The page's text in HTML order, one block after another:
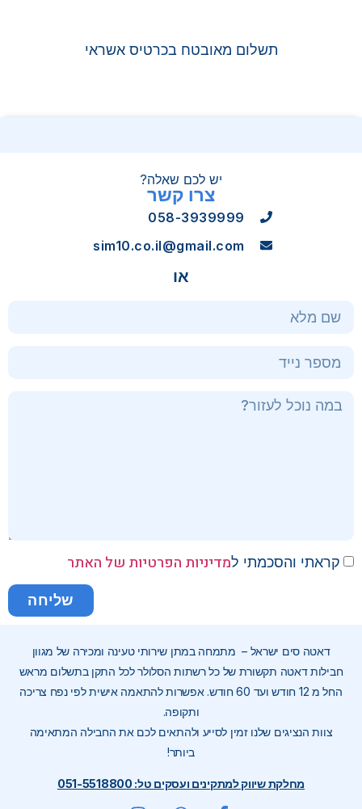
תשלום מאובטח בכרטיס אשראי
יש לכם שאלה?
צרו קשר
058-3939999
sim10.co.il@gmail.com
או
קראתי והסכמתי למדיניות הפרטיות של האתר
שליחה
דאטה סים ישראל – מתמחה במתן שירותי טעינה ומכירה של מגוון
חבילות דאטה תקשורת של כל רשתות הסלולר לכל התקן בתשלום מראש
החל מ 12 חודש ועד 60 חודש. אפשרות להתאמה אישית לפי נפח צריכה
ותקופה.
צוות הנציגים שלנו זמין לסייע ולהתאים לכם את החבילה המתאימה
ביותר!
מחלקת שיווק למתקינים ועסקים טל: 051-5518800